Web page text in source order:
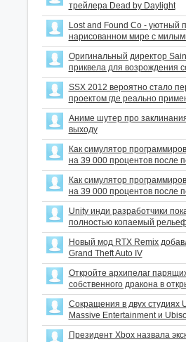
трейлера Dead by Daylight
Lost and Found Co - уютный
нарисованном мире с
Оригинальный директор
приквела для возрождения
SSX 2012 вероятно стало
проектом где реально
Аниме шутер про
выходу
Как симулятор
на 39 000 процентов после
Как симулятор
на 39 000 процентов после
Unity инди разработчики
полностью копаемый
Новый мод RTX Remix
Grand Theft Auto IV
Откройте архипелаг
собственного дракона в
Сокращения в двух студиях
Massive Entertainment и
Президент Xbox назвала